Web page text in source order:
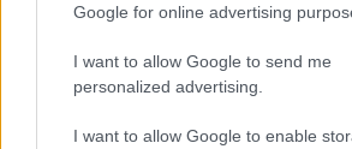
Google for online advertising
I want to allow Google to send me
personalized advertising.
I want to allow Google to enable